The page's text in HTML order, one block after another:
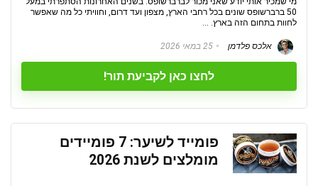
50 ברברשופס שונים בכל רחבי הארץ, מצפון ועד דרום, וחוויתי כל מה שאפשר
לחוות בתחום הזה בארץ. ...
אלכס פלדמן 25 במאי 2026
לחצו כאן לקביעת תור!
פומייד לשיער: 7 פומיידים
מומלצים לשנת 2026